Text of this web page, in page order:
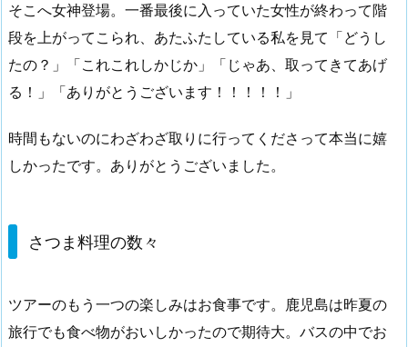
そこへ女神登場。一番最後に入っていた女性が終わって階
段を上がってこられ、あたふたしている私を見て「どうし
たの？」「これこれしかじか」「じゃあ、取ってきてあげ
る！」「ありがとうございます！！！！！」
時間もないのにわざわざ取りに行ってくださって本当に嬉
しかったです。ありがとうございました。
さつま料理の数々
ツアーのもう一つの楽しみはお食事です。鹿児島は昨夏の
旅行でも食べ物がおいしかったので期待大。バスの中でお